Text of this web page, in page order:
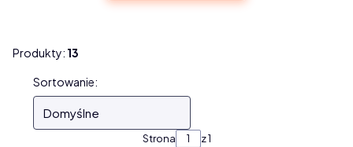
Produkty: 13
Lista produktów
Sortowanie:
Domyślne
Strona z 1